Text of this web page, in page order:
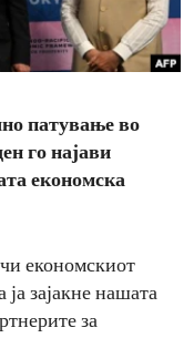
патување во
го најави
економска
економскиот
зајакне нашата
за